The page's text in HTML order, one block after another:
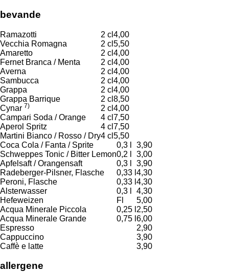
bevande
Ramazotti 2 cl 4,00
Vecchia Romagna
2 cl 5,50
Amaretto
2 cl 4,00
Fernet Branca / Menta
2 cl 4,00
Averna
2 cl 4,00
Sambucca
2 cl 4,00
Grappa
2 cl 4,00
Grappa Barrique
2 cl 8,50
Cynar 7) 2 cl 4,00
Campari Soda / Orange
4 cl 7,50
Aperol Spritz
4 cl 7,50
Martini Bianco / Rosso / Dry4 cl 5,50
Coca Cola / Fanta / Sprite
0,3 l
3,90
Schweppes Tonic / Bitter Lemon0,2 l
3,00
Apfelsaft / Orangensaft
0,3 l
3,90
Radeberger-Pilsner, Flasche
0,33 l 4,30
Peroni, Flasche
0,33 l 4,30
Alsterwasser
0,3 l
4,30
Hefeweizen
Fl
5,00
Acqua Minerale Piccola
0,25 l 2,50
Acqua Minerale Grande
0,75 l 6,00
Espresso
2,90
Cappuccino
3,90
Caffè e latte
3,90
allergene